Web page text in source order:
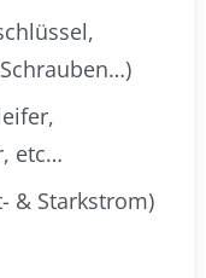
etc…
& Starkstrom)